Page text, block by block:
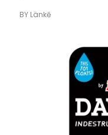
BY Länkē